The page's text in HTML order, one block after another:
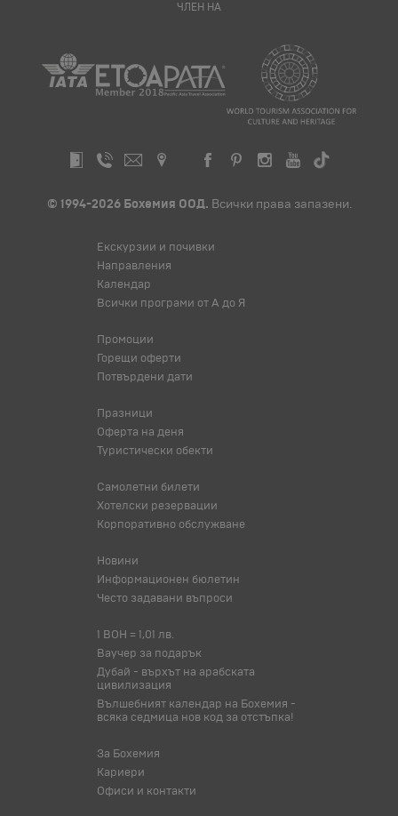
ЧЛЕН НА
© 1994-2026 Бохемия ООД. Всички права запазени.
Екскурзии и почивки
Направления
Календар
Всички програми от А до Я
Промоции
Горещи оферти
Потвърдени дати
Празници
Оферта на деня
Туристически обекти
Самолетни билети
Хотелски резервации
Корпоративно обслужване
Новини
Информационен бюлетин
Често задавани въпроси
1 BOH = 1,01 лв.
Ваучер за подарък
Дубай - върхът на арабската
цивилизация
Вълшебният календар на Бохемия -
всяка седмица нов код за отстъпка!
За Бохемия
Кариери
Офиси и контакти